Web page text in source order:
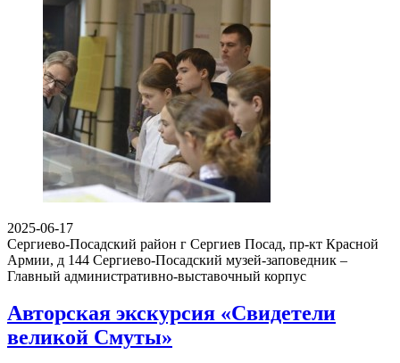
2025-06-17
Сергиево-Посадский район г Сергиев Посад, пр-кт Красной
Армии, д 144 Сергиево-Посадский музей-заповедник –
Главный административно-выставочный корпус
Авторская экскурсия «Свидетели
великой Смуты»